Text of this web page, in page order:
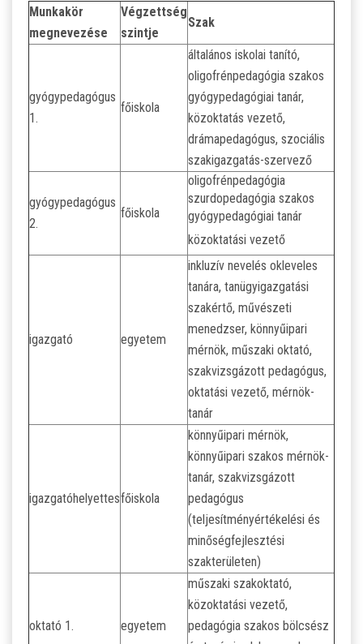
Munkakör
megnevezése
Végzettség
szintje
Szak
gyógypedagógus
1.
főiskola
általános iskolai tanító,
oligofrénpedagógia szakos
gyógypedagógiai tanár,
közoktatás vezető,
drámapedagógus, szociális
szakigazgatás-szervező
gyógypedagógus
2.
főiskola
oligofrénpedagógia
szurdopedagógia szakos
gyógypedagógiai tanár
közoktatási vezető
igazgató egyetem
inkluzív nevelés okleveles
tanára, tanügyigazgatási
szakértő, művészeti
menedzser, könnyűipari
mérnök, műszaki oktató,
szakvizsgázott pedagógus,
oktatási vezető, mérnök-
tanár
igazgatóhelyettesfőiskola
könnyűipari mérnök,
könnyűipari szakos mérnök-
tanár, szakvizsgázott
pedagógus
(teljesítményértékelési és
minőségfejlesztési
szakterületen)
oktató 1. egyetem
műszaki szakoktató,
közoktatási vezető,
pedagógia szakos bölcsész